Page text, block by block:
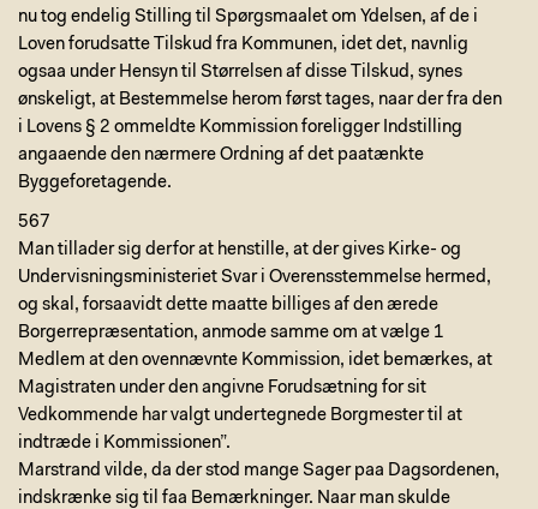
nu tog endelig Stilling til Spørgsmaalet om Ydelsen, af de i
Loven forudsatte Tilskud fra Kommunen, idet det, navnlig
ogsaa under Hensyn til Størrelsen af disse Tilskud, synes
ønskeligt, at Bestemmelse herom først tages, naar der fra den
i Lovens § 2 ommeldte Kommission foreligger Indstilling
angaaende den nærmere Ordning af det paatænkte
Byggeforetagende.
567
Man tillader sig derfor at henstille, at der gives Kirke- og
Undervisningsministeriet Svar i Overensstemmelse hermed,
og skal, forsaavidt dette maatte billiges af den ærede
Borgerrepræsentation, anmode samme om at vælge 1
Medlem at den ovennævnte Kommission, idet bemærkes, at
Magistraten under den angivne Forudsætning for sit
Vedkommende har valgt undertegnede Borgmester til at
indtræde i Kommissionen”.
Marstrand vilde, da der stod mange Sager paa Dagsordenen,
indskrænke sig til faa Bemærkninger. Naar man skulde